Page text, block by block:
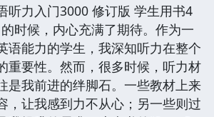
听力入门3000 修订版 学生用书4
时候，内心充满了期待。作为一
语能力的学生，我深知听力在整个
重要性。然而，很多时候，听力材
是我前进的绊脚石。一些教材上来
，让我感到力不从心；另一些则过